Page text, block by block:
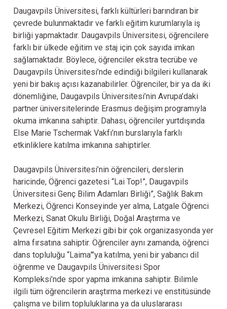
Daugavpils Üniversitesi, farklı kültürleri barındıran bir
çevrede bulunmaktadır ve farklı eğitim kurumlarıyla iş
birliği yapmaktadır. Daugavpils Üniversitesi, öğrencilere
farklı bir ülkede eğitim ve staj için çok sayıda imkan
sağlamaktadır. Böylece, öğrenciler ekstra tecrübe ve
Daugavpils Üniversitesi’nde edindiği bilgileri kullanarak
yeni bir bakış açısı kazanabilirler. Öğrenciler, bir ya da iki
dönemliğine, Daugavpils Üniversitesi’nin Avrupa’daki
partner üniversitelerinde Erasmus değişim programıyla
okuma imkanına sahiptir. Dahası, öğrenciler yurtdışında
Else Marie Tschermak Vakfı’nın burslarıyla farklı
etkinliklere katılma imkanına sahiptirler.
Daugavpils Üniversitesi’nin öğrencileri, derslerin
haricinde, Öğrenci gazetesi “Lai Top!”, Daugavpils
Üniversitesi Genç Bilim Adamları Birliği”, Sağlık Bakım
Merkezi, Öğrenci Konseyinde yer alma, Latgale Öğrenci
Merkezi, Sanat Okulu Birliği, Doğal Araştırma ve
Çevresel Eğitim Merkezi gibi bir çok organizasyonda yer
alma fırsatına sahiptir. Öğrenciler aynı zamanda, öğrenci
dans topluluğu “Laima”’ya katılma, yeni bir yabancı dil
öğrenme ve Daugavpils Üniversitesi Spor
Kompleksi’nde spor yapma imkanına sahiptir. Bilimle
ilgili tüm öğrencilerin araştırma merkezi ve enstitüsünde
çalışma ve bilim topluluklarına ya da uluslararası